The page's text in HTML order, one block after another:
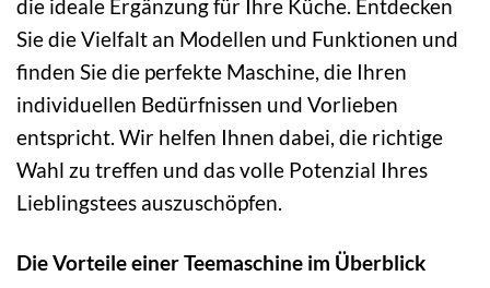
die ideale Ergänzung für Ihre Küche. Entdecken
Sie die Vielfalt an Modellen und Funktionen und
finden Sie die perfekte Maschine, die Ihren
individuellen Bedürfnissen und Vorlieben
entspricht. Wir helfen Ihnen dabei, die richtige
Wahl zu treffen und das volle Potenzial Ihres
Lieblingstees auszuschöpfen.
Die Vorteile einer Teemaschine im Überblick